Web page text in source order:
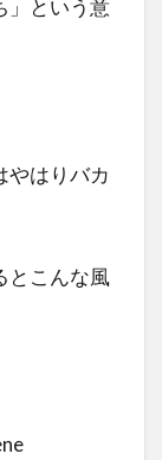
」という意
やはりバカ
とこんな風